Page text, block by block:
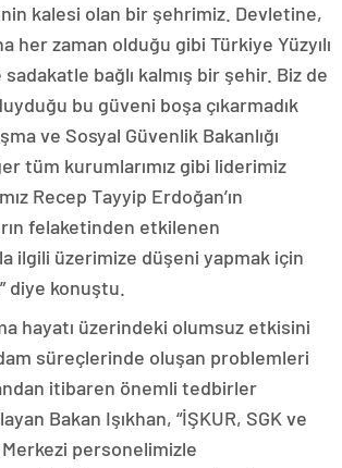
kalesi olan bir şehrimiz. Devletine,
her zaman olduğu gibi Türkiye Yüzyılı
bağlı kalmış bir şehir. Biz de
bu güveni boşa çıkarmadık
ve Sosyal Güvenlik Bakanlığı
tüm kurumlarımız gibi liderimiz
Recep Tayyip Erdoğan’ın
felaketinden etkilenen
ilgili üzerimize düşeni yapmak için
diye konuştu.
hayatı üzerindeki olumsuz etkisini
süreçlerinde oluşan problemleri
itibaren önemli tedbirler
Bakan Işıkhan, “İŞKUR, SGK ve
personelimizle